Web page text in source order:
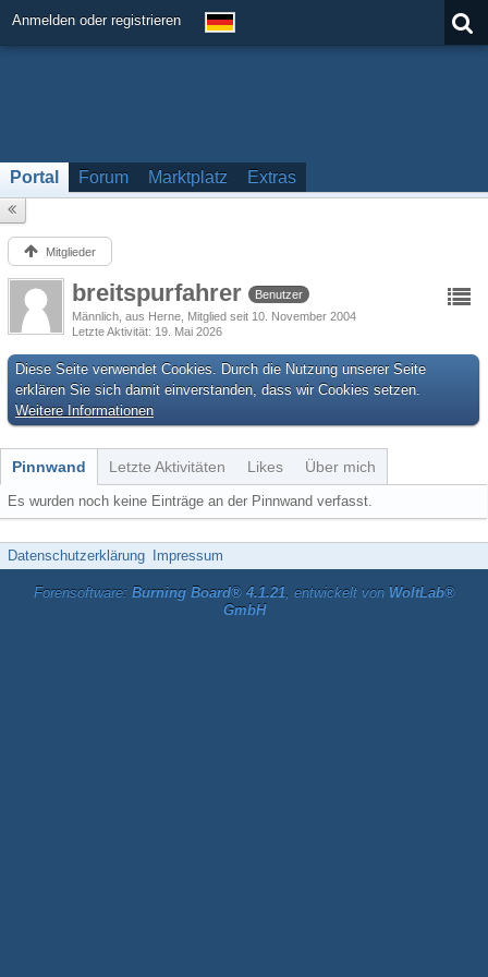
Anmelden oder registrieren
Portal Forum Marktplatz Extras
Mitglieder
breitspurfahrer
Benutzer
Männlich aus Herne Mitglied seit 10. November 2004
Letzte Aktivität 19. Mai 2026
Diese Seite verwendet Cookies. Durch die Nutzung unserer Seite
erklären Sie sich damit einverstanden, dass wir Cookies setzen.
Weitere Informationen
Pinnwand Letzte Aktivitäten Likes Über mich
Es wurden noch keine Einträge an der Pinnwand verfasst.
Datenschutzerklärung Impressum
Forensoftware: Burning Board® 4.1.21, entwickelt von WoltLab®
GmbH